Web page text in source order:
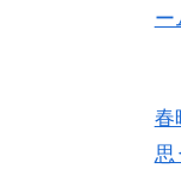
ー
春
思